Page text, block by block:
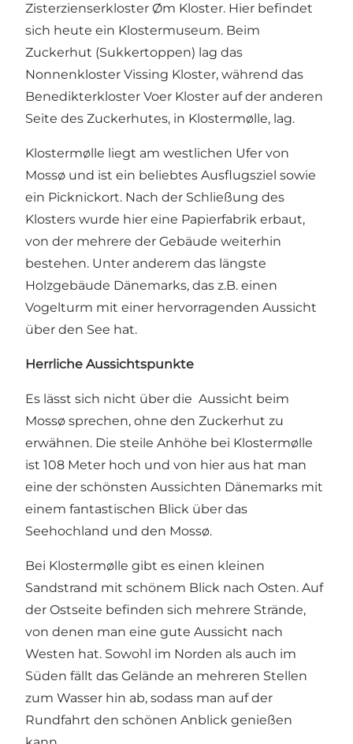
Zisterzienserkloster Øm Kloster. Hier befindet
sich heute ein Klostermuseum. Beim
Zuckerhut (Sukkertoppen) lag das
Nonnenkloster Vissing Kloster, während das
Benedikterkloster Voer Kloster auf der anderen
Seite des Zuckerhutes, in Klostermølle, lag.
Klostermølle liegt am westlichen Ufer von
Mossø und ist ein beliebtes Ausflugsziel sowie
ein Picknickort. Nach der Schließung des
Klosters wurde hier eine Papierfabrik erbaut,
von der mehrere der Gebäude weiterhin
bestehen. Unter anderem das längste
Holzgebäude Dänemarks, das z.B. einen
Vogelturm mit einer hervorragenden Aussicht
über den See hat.
Herrliche Aussichtspunkte
Es lässt sich nicht über die Aussicht beim
Mossø sprechen, ohne den Zuckerhut zu
erwähnen. Die steile Anhöhe bei Klostermølle
ist 108 Meter hoch und von hier aus hat man
eine der schönsten Aussichten Dänemarks mit
einem fantastischen Blick über das
Seehochland und den Mossø.
Bei Klostermølle gibt es einen kleinen
Sandstrand mit schönem Blick nach Osten. Auf
der Ostseite befinden sich mehrere Strände,
von denen man eine gute Aussicht nach
Westen hat. Sowohl im Norden als auch im
Süden fällt das Gelände an mehreren Stellen
zum Wasser hin ab, sodass man auf der
Rundfahrt den schönen Anblick genießen